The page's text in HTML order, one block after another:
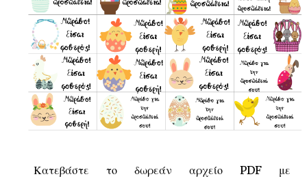
Κατεβάστε το δωρεάν αρχείο PDF με